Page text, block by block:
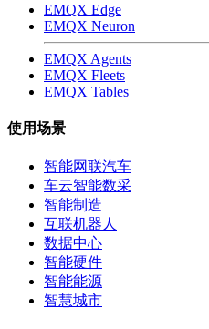
EMQX Edge
EMQX Neuron
EMQX Agents
EMQX Fleets
EMQX Tables
使用场景
智能网联汽车
车云智能数采
智能制造
互联机器人
数据中心
智能硬件
智能能源
智慧城市